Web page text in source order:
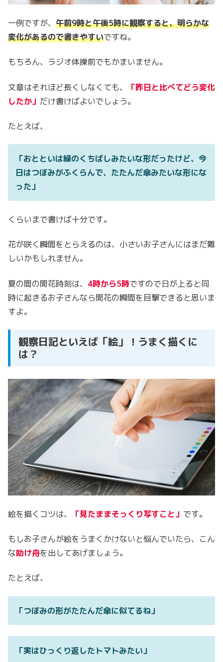
一例ですが、 午前9時と午後5時に観察すると、明らかな
変化があるので書きやすいですね。
もちろん、ラジオ体操前でもかまいません。
文章はそれほど長くしなくても、
「昨日と比べてどう変化
したか」 だけ書けばよいでしょう。
たとえば、
「おとといは緑のくちばしみたいな形だったけど、今
日はつぼみがふくらんで、たたんだ傘みたいな形にな
った」
くらいまで書けば十分です。
花が咲く瞬間をとらえるのは、小さいお子さんにはまだ難
しいかもしれません。
夏の間の開花時刻は、 4時から5時ですので日が上ると同
時に起きるお子さんなら開花の瞬間を目撃できると思いま
すよ。
観察日記といえば「絵」！うまく描くに
は？
絵を描くコツは、 「見たままそっくり写すこと」 です。
もしお子さんが絵をうまくかけないと悩んでいたら、こん
な助け舟を出してあげましょう。
たとえば、
「つぼみの形がたたんだ傘に似てるね」
「実はひっくり返したトマトみたい」